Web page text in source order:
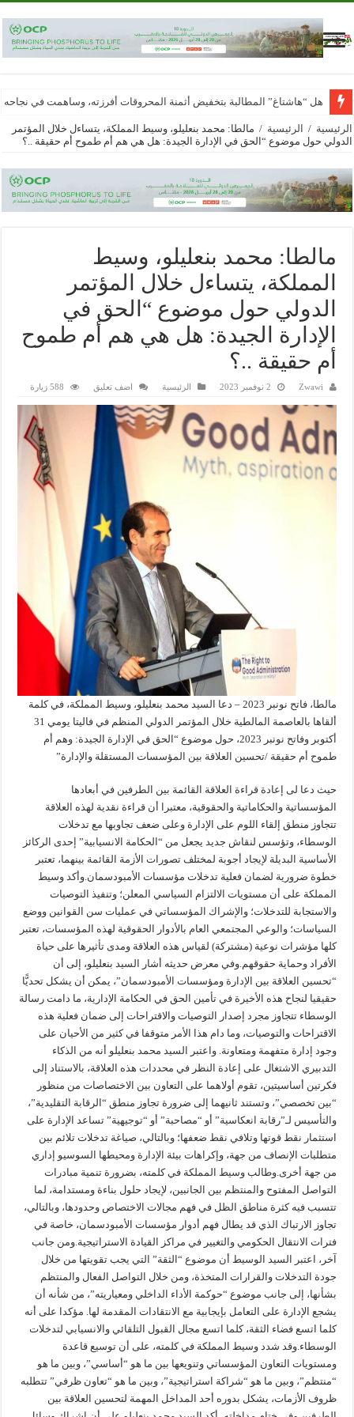
هل “هاشتاغ” المطالبة بتخفيض أثمنة المحروقات أفرزته، وساهمت في
الرئيسية / الرئيسية / مالطا: محمد بنعليلو، وسيط المملكة، يتساءل خلال المؤتمر
الدولي حول موضوع “الحق في الإدارة الجيدة: هل هي هم أم طموح أم حقيقة ..؟
مالطا: محمد بنعليلو، وسيط
المملكة، يتساءل خلال المؤتمر
الدولي حول موضوع “الحق في
الإدارة الجيدة: هل هي هم أم طموح
أم حقيقة ..؟
Zwawi 2 نوفمبر 2023 الرئيسية اضف تعليق 588 زيارة
مالطا، فاتح نونبر 2023 – دعا السيد محمد بنعليلو، وسيط المملكة، في كلمة
ألقاها بالعاصمة المالطية خلال المؤتمر الدولي المنظم في فاليتا يومي 31
أكتوبر وفاتح نونبر 2023، حول موضوع “الحق في الإدارة الجيدة: وهم أم
طموح أم حقيقة /تحسين العلاقة بين المؤسسات المستقلة والإدارة”
حيث دعا لى إعادة قراءة العلاقة القائمة بين الطرفين في أبعادها
المؤسساتية والحكاماتية والحقوقية، معتبرا أن قراءة نقدية لهذه العلاقة
تتجاوز منطق إلقاء اللوم على الإدارة وعلى ضعف تجاوبها مع تدخلات
الوسطاء، وتؤسس لنقاش جديد يجعل من “الحكامة الانسيابية” إحدى الركائز
الأساسية البديلة لإيجاد أجوبة لمختلف تصورات الأزمة القائمة بينهما، تعتبر
خطوة ضرورية لضمان فعلية تدخلات مؤسسات الأمبودسمان.وأكد وسيط
المملكة على أن مستويات الالتزام السياسي المعلن؛ وتنفيذ التوصيات
والاستجابة للتدخلات؛ والإشراك المؤسساتي في عمليات سن القوانين ووضع
السياسات؛ والوعي المجتمعي العام بالأدوار الحقوقية لهذه المؤسسات، تعتبر
كلها مؤشرات نوعية (مشتركة) لقياس هذه العلاقة ومدى تأثيرها على حياة
الأفراد وحماية حقوقهم.وفي معرض حديثه أشار السيد بنعليلو، إلى أن
“تحسين العلاقة بين الإدارة ومؤسسات الأمبودسمان”، يمكن أن يشكل تحديًّا
حقيقيا لنجاح هذه الأخيرة في تأمين الحق في الحكامة الإدارية، ما دامت رسالة
الوسطاء تتجاوز مجرد إصدار التوصيات والاقتراحات إلى ضمان فعلية هذه
الاقتراحات والتوصيات، وما دام هذا الأمر متوقفا في كثير من الأحيان على
وجود إدارة متفهمة ومتعاونة. واعتبر السيد محمد بنعليلو أنه من الذكاء
التدبيري الاشتغال على إعادة النظر في محددات هذه العلاقة، بالاستناد إلى
فكرتين أساسيتين، تقوم أولاهما على التعاون بين الاختصاصات من منظور
“بين تخصصي”، وتستند ثانيهما إلى ضرورة تجاوز منطق “الرقابة التقليدية”،
والتأسيس لـ”رقابة انعكاسية” أو “مصاحبة” أو “توجيهية” تساعد الإدارة على
استثمار نقط قوتها وتلافي نقط ضعفها؛ وبالتالي، صياغة تدخلات تلائم بين
متطلبات الإنصاف من جهة، وإكراهات بيئة الإدارة ومحيطها السوسيو إداري
من جهة أخرى.وطالب وسيط المملكة في كلمته، بضرورة تنمية مبادرات
التواصل المفتوح والمنتظم بين الجانبين، لإيجاد حلول بناءة ومستدامة، لما
تتسبب فيه كثرة مناطق الظل في فهم مجالات الاختصاص وحدودها، وبالتالي،
تجاوز الارتباك الذي قد يطال فهم أدوار مؤسسات الأمبودسمان، خاصة في
فترات الانتقال الحكومي والتغيير في مراكز القيادة الاستراتيجية.ومن جانب
آخر، اعتبر السيد الوسيط أن موضوع “الثقة” التي يجب تقويتها من خلال
جودة التدخلات والقرارات المتخذة، ومن خلال التواصل الفعال والمنتظم
بشأنها، إلى جانب موضوع “حوكمة الأداء الداخلي ومعياريته”، من شأنه أن
يشجع الإدارة على التعامل بإيجابية مع الانتقادات المقدمة لها. مؤكدا على أنه
كلما اتسع فضاء الثقة، كلما اتسع مجال القبول التلقائي والانسيابي لتدخلات
الوسطاء.وقد شدد وسيط المملكة في كلمته، على أن توسيع قاعدة
ومستويات التعاون المؤسساتي وتنويعها بين ما هو “أساسي”، وبين ما هو
“منتظم”، وبين ما هو “شراكة استراتيجية”، وبين ما هو “تعاون ظرفي” تتطلبه
ظروف الأزمات، يشكل بدوره أحد المداخل المهمة لتحسين العلاقة بين